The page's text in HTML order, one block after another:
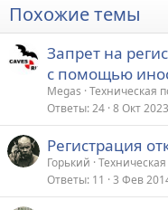
Похожие темы
Запрет на
с помощью
Megas Техническая
Ответы 24 8 Окт 2023
Регистрация
Горький
Ответы 11 3 Фев